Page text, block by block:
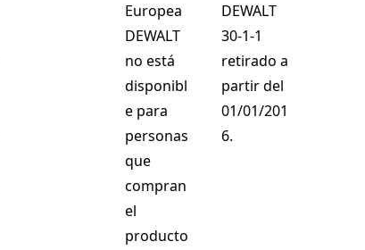
Europea
DEWALT
no está
disponibl
e para
personas
que
compran
el
producto
DEWALT
30-1-1
retirado a
partir del
01/01/201
6.